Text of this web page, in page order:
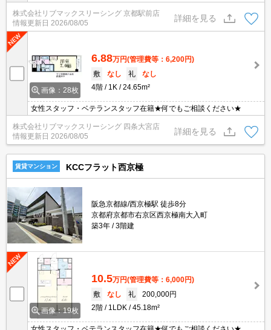
株式会社リブマックスリーシング 京都駅前店
情報更新日 2026/08/05
詳細を見る
画像：28枚
6.88万円(管理費等：6,200円)
敷
なし 礼
なし
4階
1K 24.65m²
女性スタッフ・ベテランスタッフ在籍★何でもご相談ください★
株式会社リブマックスリーシング 四条大宮店
情報更新日 2026/08/05
詳細を見る
賃貸マンション KCCフラット西京極
阪急京都線/西京極駅 徒歩8分
京都府京都市右京区西京極南大入町
築3年
3階建
画像：19枚
10.5万円(管理費等：6,000円)
敷
なし 礼
200,000円
2階
1LDK 45.18m²